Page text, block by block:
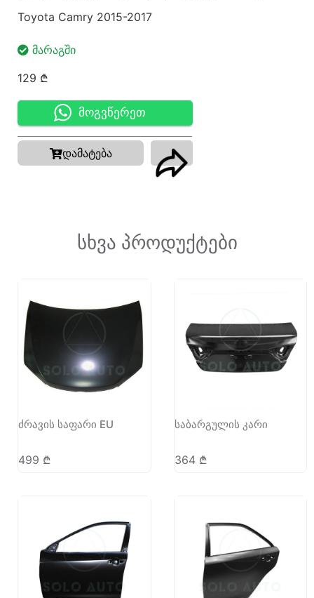
Toyota Camry 2015-2017
ᲛᲐᲠᲐᲒᲨᲘ
129 ₾
მოგვწერეთ
დამატება
სხვა პროდუქტები
ძრავის საფარი EU
499 ₾
საბარგულის კარი
364 ₾